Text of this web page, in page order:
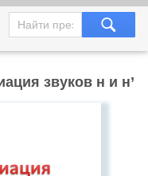
звуков н и н’